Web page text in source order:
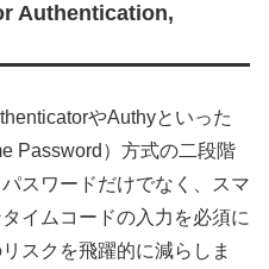
Authentication,
やAuthyといった
Password）方式の二段階
スワードだけでなく、スマ
イムコードの入力を必須に
スクを飛躍的に減らしま